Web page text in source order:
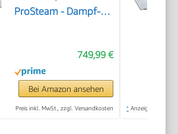
ProSteam - Dampf-
Frische, EEKLD/A,
NonStop 1kg-in-1h,
Mengenautomatik,
Inverter Motor, 1400
749,99 €
Bei Amazon ansehen
Preis inkl. MwSt., zzgl. Versandkosten * Anzeige